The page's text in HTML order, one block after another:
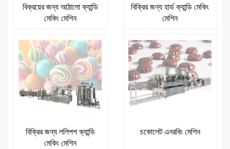
বিক্রয়ের জন্য আঠালো ক্যান্ডি
মেকিং মেশিন
বিক্রির জন্য হার্ড ক্যান্ডি মেকিং
মেশিন
বিক্রির জন্য ললিপপ ক্যান্ডি
মেকিং মেশিন
চকোলেট এনরবিং মেশিন